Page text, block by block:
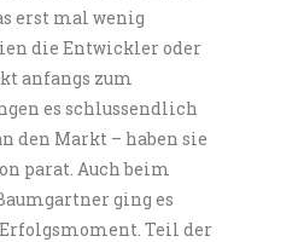
erst mal wenig
die Entwickler oder
anfangs zum
es schlussendlich
den Markt – haben sie
parat. Auch beim
ging es
Teil der